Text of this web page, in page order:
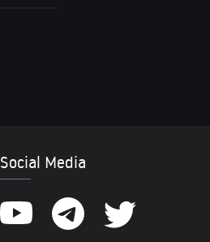
Social Media